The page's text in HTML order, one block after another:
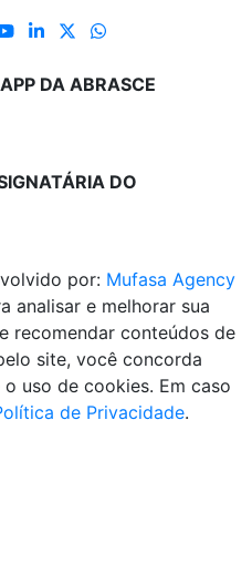
DA ABRASCE
DO
por: Mufasa Agency
analisar e melhorar sua
recomendar conteúdos de
site, você concorda
uso de cookies. Em caso
de Privacidade.